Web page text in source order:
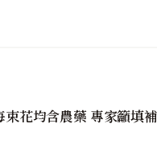
花均含農藥 專家籲填